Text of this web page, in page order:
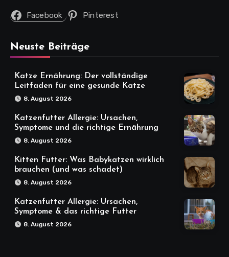
Facebook Pinterest
Neuste Beiträge
Katze Ernährung: Der vollständige
Leitfaden für eine gesunde Katze
8. August 2026
Katzenfutter Allergie: Ursachen,
Symptome und die richtige Ernährung
8. August 2026
Kitten Futter: Was Babykatzen wirklich
brauchen (und was schadet)
8. August 2026
Katzenfutter Allergie: Ursachen,
Symptome & das richtige Futter
8. August 2026